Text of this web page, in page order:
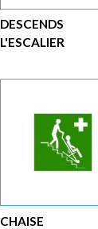
DESCENDS
L'ESCALIER
CHAISE